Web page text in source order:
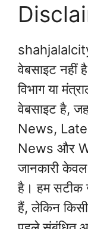
वेबसाइट नहीं
विभाग या
वेबसाइट है,
News,
News और
जानकारी केवल
है। हम सटीक
हैं, लेकिन